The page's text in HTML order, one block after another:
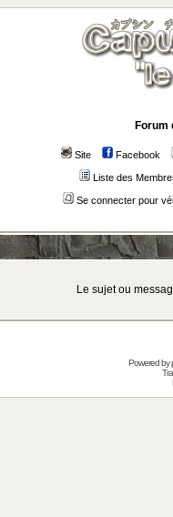
Forum
Site Facebook
Liste des
Se connecter pour
Le sujet ou
Powered by